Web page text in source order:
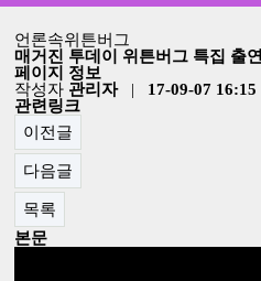
언론속위튼버그
매거진 투데이 위튼버그 특집 출연
페이지 정보
작성자 관리자| 17-09-07 16:15
관련링크
이전글
다음글
목록
본문